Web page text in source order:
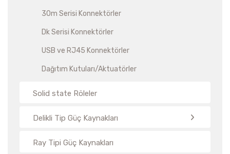
30m Serisi Konnektörler
Dk Serisi Konnektörler
USB ve RJ45 Konnektörler
Dağıtım Kutuları/Aktuatörler
Solid state Röleler
Delikli Tip Güç Kaynakları
Ray Tipi Güç Kaynakları